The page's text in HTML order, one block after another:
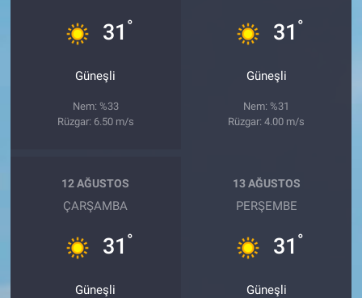
31 °
Güneşli
Nem: %33
Rüzgar: 6.50 m/s
31 °
Güneşli
Nem: %31
Rüzgar: 4.00 m/s
12 AĞUSTOS
ÇARŞAMBA
31 °
Güneşli
13 AĞUSTOS
PERŞEMBE
31 °
Güneşli